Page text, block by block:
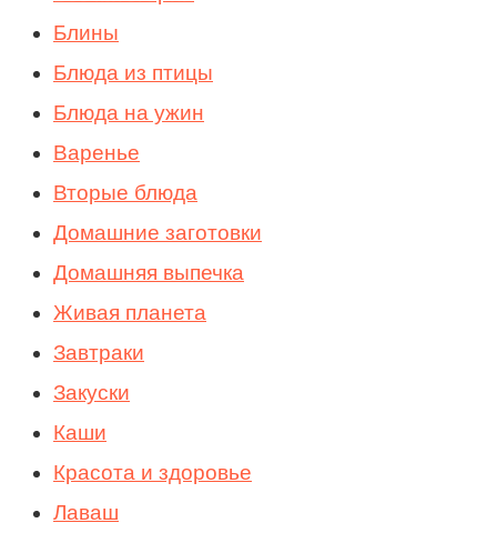
Блины
Блюда из птицы
Блюда на ужин
Варенье
Вторые блюда
Домашние заготовки
Домашняя выпечка
Живая планета
Завтраки
Закуски
Каши
Красота и здоровье
Лаваш